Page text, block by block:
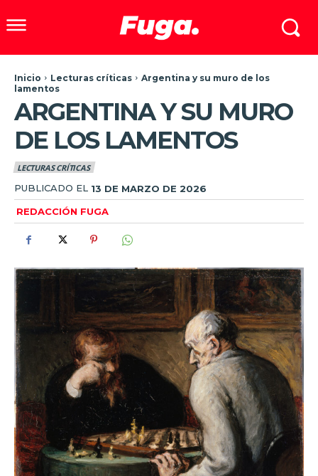
Inicio Lecturas críticas
Argentina y su muro de los
lamentos
ARGENTINA Y SU MURO
DE LOS LAMENTOS
LECTURAS CRÍTICAS
PUBLICADO EL 13 DE MARZO DE 2026
REDACCIÓN FUGA